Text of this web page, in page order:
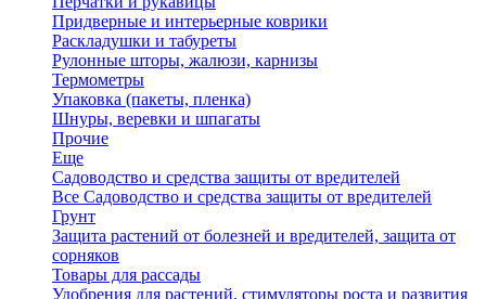
Придверные и интерьерные коврики
Раскладушки и табуреты
Рулонные шторы, жалюзи, карнизы
Термометры
Упаковка (пакеты, пленка)
Шнуры, веревки и шпагаты
Прочие
Еще
Садоводство и средства защиты от вредителей
Все Садоводство и средства защиты от вредителей
Грунт
Защита растений от болезней и вредителей, защита от
сорняков
Товары для рассады
Удобрения для растений, стимуляторы роста и развития